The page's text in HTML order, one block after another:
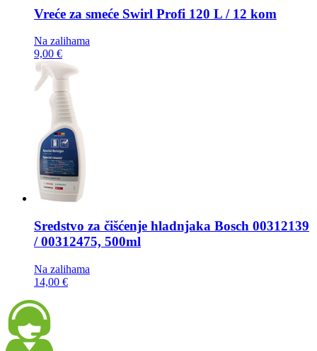
Vreće za smeće Swirl Profi 120 L / 12 kom
Na zalihama
9,00 €
Sredstvo za čišćenje hladnjaka Bosch 00312139
/ 00312475, 500ml
Na zalihama
14,00 €